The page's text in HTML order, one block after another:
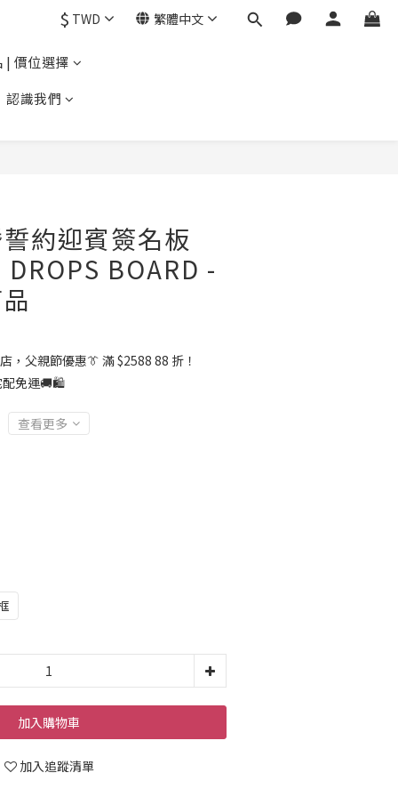
$ TWD 繁體中文
| 價位選擇
認識我們
約迎賓簽名板
DROPS BOARD -
，父親節優惠👔 滿 $2588 88 折！
配免運🚚🛍️
查看更多
加入購物車
加入追蹤清單